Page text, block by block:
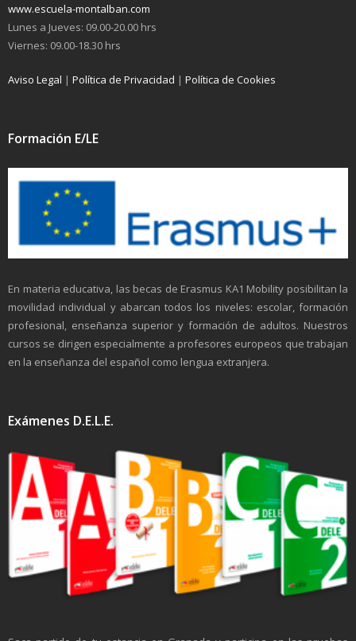
www.escuela-montalban.com
Lunes a Jueves: 09.00-20.00 hrs
Viernes: 09.00-18.30 hrs
Aviso Legal | Política de Privacidad | Política de Cookies
Formación E/LE
En materia educativa, las becas de Erasmus KA1 Mobility posibilitan la
movilidad individual y abarcan todos los niveles: escolar, formación
profesional, enseñanza superior y formación de adultos. Nuestros
cursos se dirigen especialmente a profesores europeos que trabajan
en la enseñanza del español como lengua extranjera.
Exámenes D.E.L.E.